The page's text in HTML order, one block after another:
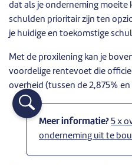
dat als je onderneming moeite
schulden prioritair zijn ten
je huidige en toekomstige
Met de proxilening kan je
voordelige rentevoet die
overheid (tussen de 2,875% en
Meer informatie? 5 x
onderneming uit te